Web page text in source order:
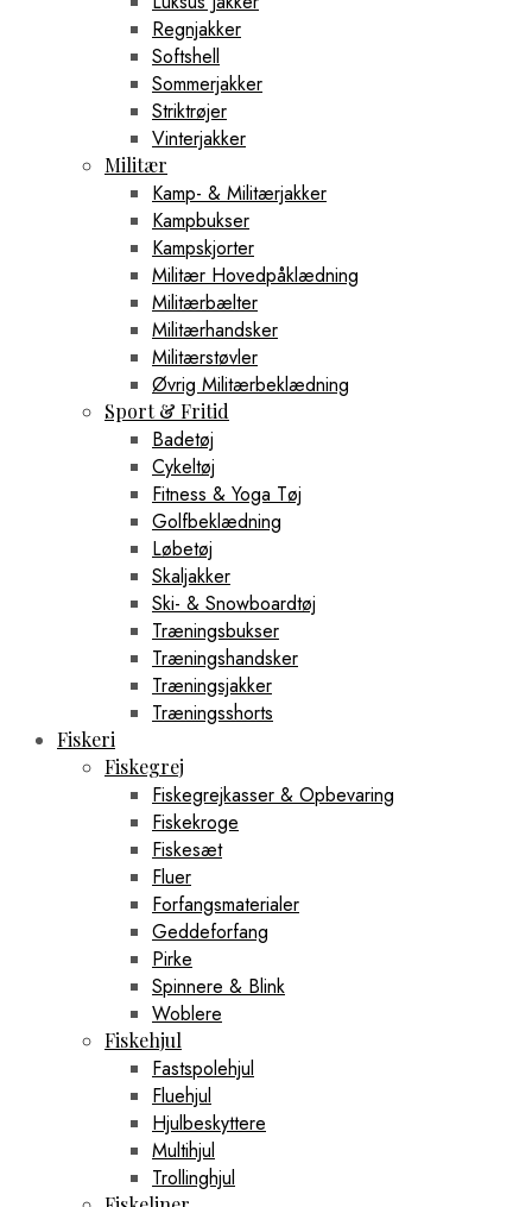
Regnjakker
Softshell
Sommerjakker
Striktrøjer
Vinterjakker
Militær
Kamp- & Militærjakker
Kampbukser
Kampskjorter
Militær Hovedpåklædning
Militærbælter
Militærhandsker
Militærstøvler
Øvrig Militærbeklædning
Sport & Fritid
Badetøj
Cykeltøj
Fitness & Yoga Tøj
Golfbeklædning
Løbetøj
Skaljakker
Ski- & Snowboardtøj
Træningsbukser
Træningshandsker
Træningsjakker
Træningsshorts
Fiskeri
Fiskegrej
Fiskegrejkasser & Opbevaring
Fiskekroge
Fiskesæt
Fluer
Forfangsmaterialer
Geddeforfang
Pirke
Spinnere & Blink
Woblere
Fiskehjul
Fastspolehjul
Fluehjul
Hjulbeskyttere
Multihjul
Trollinghjul